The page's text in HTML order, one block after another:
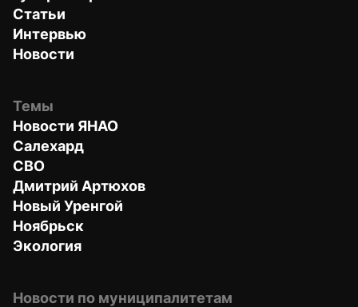
Статьи
Интервью
Новости
Темы
Новости ЯНАО
Салехард
СВО
Дмитрий Артюхов
Новый Уренгой
Ноябрьск
Экология
Новости по муниципалитетам